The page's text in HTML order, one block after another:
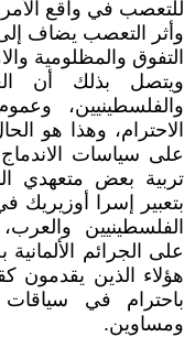
للتعصب في واقع
وأثر التعصب يضاف
التفوق والمظلومية
ويتصل بذلك أن
والفلسطينيين،
الاحترام، وهذا هو
على سياسات
بتعبير إسرا أوزيريك
الفلسطينيين
على الجرائم
هؤلاء الذين يقدمون
باحترام في سياقات
ومساوين.